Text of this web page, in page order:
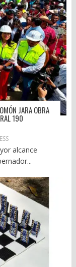
JARA OBRA
190
alcance